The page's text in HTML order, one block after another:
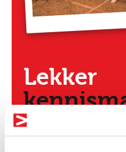
Lekker
Heb je nog vragen?